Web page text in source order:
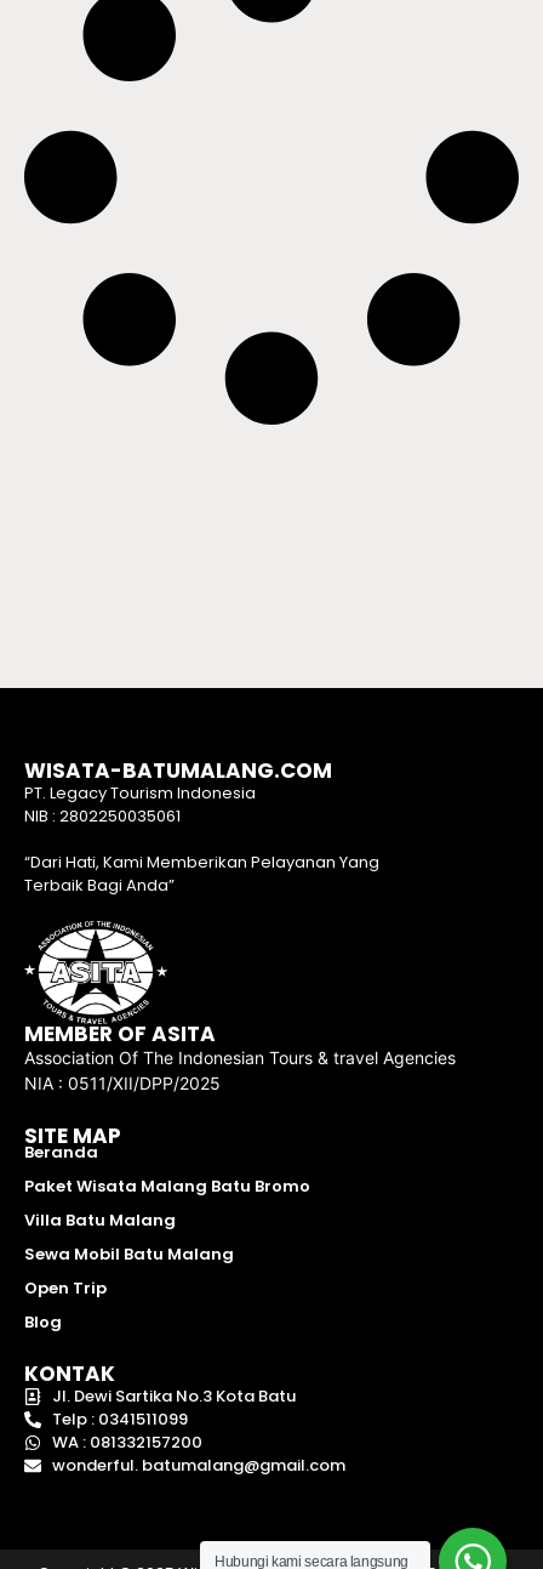
WISATA-BATUMALANG.COM
PT. Legacy Tourism Indonesia
NIB : 2802250035061
“Dari Hati, Kami Memberikan Pelayanan Yang
Terbaik Bagi Anda”
MEMBER OF ASITA
Association Of The Indonesian Tours & travel Agencies
NIA : 0511/XII/DPP/2025
SITE MAP
Beranda
Paket Wisata Malang Batu Bromo
Villa Batu Malang
Sewa Mobil Batu Malang
Open Trip
Blog
KONTAK
Jl. Dewi Sartika No.3 Kota Batu
Telp : 0341511099
WA : 081332157200
wonderful. batumalang@gmail.com
Hubungi kami secara langsung